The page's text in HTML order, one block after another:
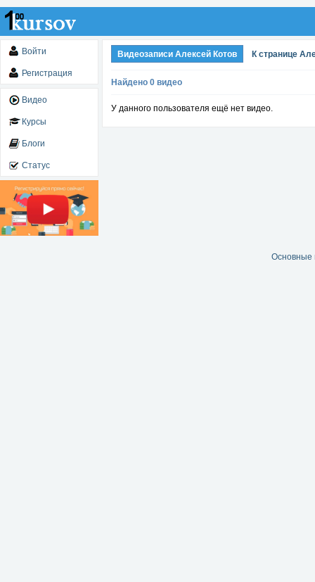
Войти
Регистрация
Видео
Курсы
Блоги
Статус
Видеозаписи Алексей Котов К странице
Найдено 0 видео
У данного пользователя ещё нет видео.
Основные